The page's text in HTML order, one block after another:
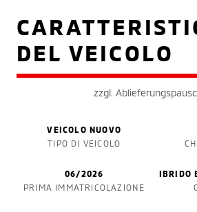
DEL VEICOLO
zzgl.
VEICOLO NUOVO
TIPO DI VEICOLO
06/2026
PRIMA IMMATRICOLAZIONE
IBRIDO